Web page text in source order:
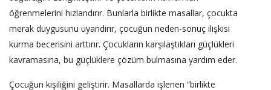
öğrenmelerini hızlandırır. Bunlarla birlikte masallar, çocukta
merak duygusunu uyandırır, çocuğun neden-sonuç ilişkisi
kurma becerisini arttırır. Çocukların karşılaştıkları güçlükleri
kavramasına, bu güçlüklere çözüm bulmasına yardım eder.
Çocuğun kişiliğini geliştirir. Masallarda işlenen “birlikte